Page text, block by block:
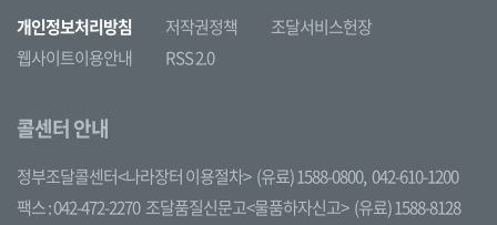
개인정보처리방침 저작권정책
조달서비스헌장
웹사이트이용안내
RSS 2.0
콜센터 안내
정부조달콜센터<나라장터 이용절차> (유료) 1588-0800, 042-610-1200
팩스 : 042-472-2270 조달품질신문고<물품하자신고> (유료) 1588-8128